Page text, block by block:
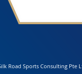
Road Sports Consulting Pte